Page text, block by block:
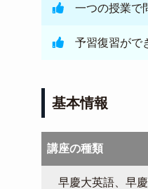
一つの授業で
予習復習がで
基本情報
講座の種類
早慶大英語、早